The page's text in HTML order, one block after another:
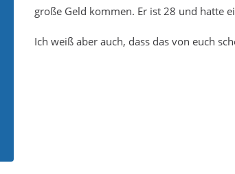
große Geld kommen. Er ist 28 und hatte
Ich weiß aber auch, dass das von euch